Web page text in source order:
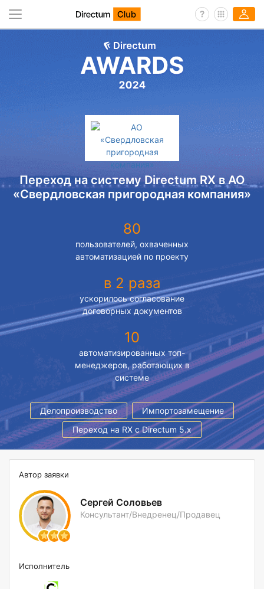
Переход на систему Directum RX в АО
«Свердловская пригородная компания»
80
пользователей, охваченных
автоматизацией по проекту
в 2 раза
ускорилось согласование
договорных документов
10
автоматизированных топ-
менеджеров, работающих в
системе
Делопроизводство
Импортозамещение
Переход на RX с Directum 5.х
Автор заявки
Сергей Соловьев
Консультант/Внедренец/Продавец
Исполнитель